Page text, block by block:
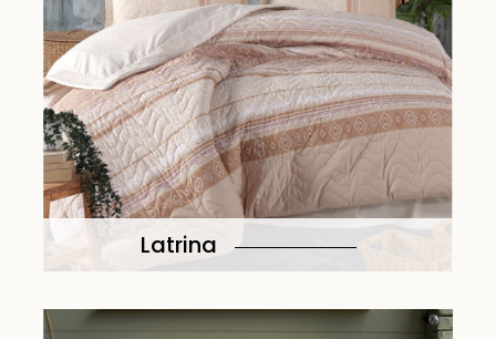
Latrina